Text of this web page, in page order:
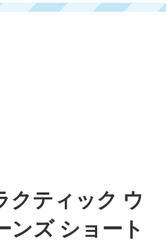
クティック ウ
ンズ ショート